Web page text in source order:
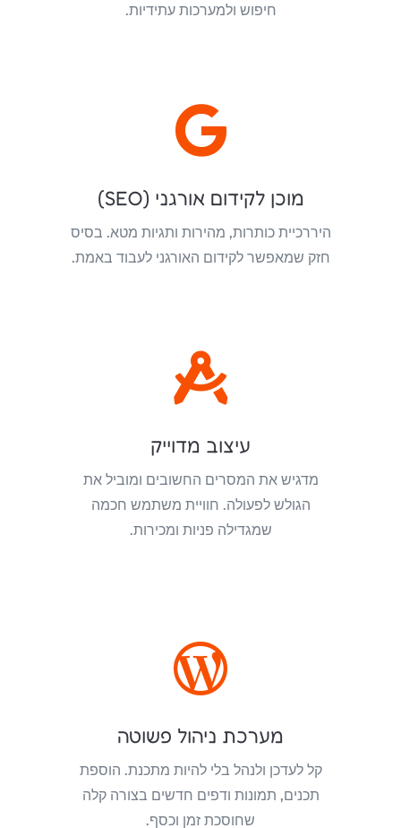
חיפוש ולמערכות עתידיות.

מוכן לקידום אורגני (SEO)
היררכיית כותרות, מהירות ותגיות מטא. בסיס
חזק שמאפשר לקידום האורגני לעבוד באמת.

עיצוב מדוייק
מדגיש את המסרים החשובים ומוביל את
הגולש לפעולה. חוויית משתמש חכמה
שמגדילה פניות ומכירות.

מערכת ניהול פשוטה
קל לעדכן ולנהל בלי להיות מתכנת. הוספת
תכנים, תמונות ודפים חדשים בצורה קלה
שחוסכת זמן וכסף.